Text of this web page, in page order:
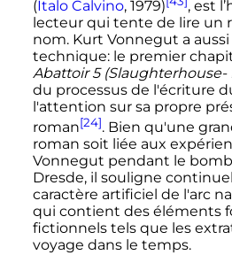
(Italo Calvino, 1979)
, est
lecteur qui tente de lire un
nom. Kurt Vonnegut a
technique: le premier
Abattoir 5 (Slaughterhouse-
du processus de l'écriture
l'attention sur sa propre
roman[24]. Bien qu'une
roman soit liée aux
Vonnegut pendant le
Dresde, il souligne
caractère artificiel de l'arc
qui contient des éléments
fictionnels tels que les
voyage dans le temps.